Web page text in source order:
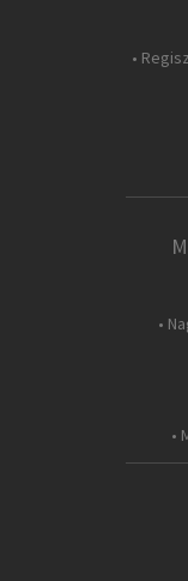
•
•
•